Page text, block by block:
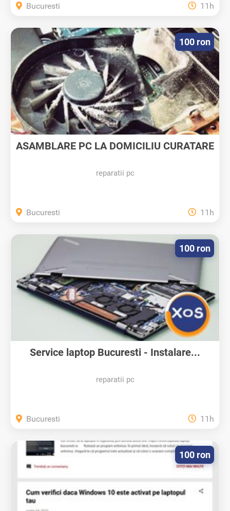
Bucuresti 11h
ASAMBLARE PC LA DOMICILIU CURATARE
reparatii pc
100 ron
Bucuresti 11h
Service laptop Bucuresti - Instalare...
reparatii pc
100 ron
Bucuresti 11h
100 ron